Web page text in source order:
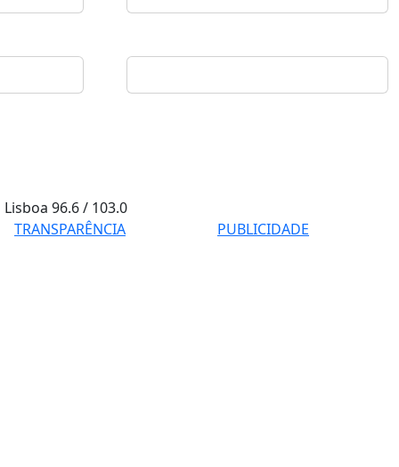
Lisboa96.6 / 103.0
TRANSPARÊNCIA
PUBLICIDADE